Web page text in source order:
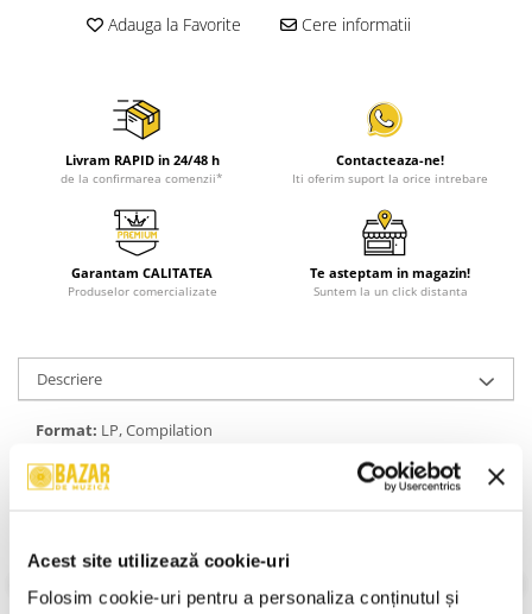
Acest site utilizează cookie-uri
Folosim cookie-uri pentru a personaliza conținutul și
Adauga la Favorite Cere informatii
Livram RAPID in 24/48 h
de la confirmarea comenzii*
Contacteaza-ne!
Iti oferim suport la orice intrebare
Garantam CALITATEA
Produselor comercializate
Te asteptam in magazin!
Suntem la un click distanta
Descriere
Format: LP, Compilation
An Lansare:
Stil: Schlager, Vocal
Review-uri (0)